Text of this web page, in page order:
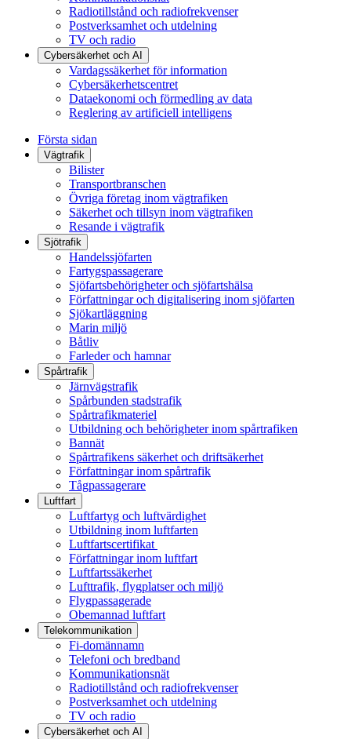
Radiotillstånd och radiofrekvenser
Postverksamhet och utdelning
TV och radio
Cybersäkerhet och AI
Vardagssäkerhet för information
Cybersäkerhetscentret
Dataekonomi och förmedling av data
Reglering av artificiell intelligens
Första sidan
Vägtrafik
Bilister
Transportbranschen
Övriga företag inom vägtrafiken
Säkerhet och tillsyn inom vägtrafiken
Resande i vägtrafik
Sjötrafik
Handelssjöfarten
Fartygspassagerare
Sjöfartsbehörigheter och sjöfartshälsa
Författningar och digitalisering inom sjöfarten
Sjökartläggning
Marin miljö
Båtliv
Farleder och hamnar
Spårtrafik
Järnvägstrafik
Spårbunden stadstrafik
Spårtrafikmateriel
Utbildning och behörigheter inom spårtrafiken
Bannät
Spårtrafikens säkerhet och driftsäkerhet
Författningar inom spårtrafik
Tågpassagerare
Luftfart
Luftfartyg och luftvärdighet
Utbildning inom luftfarten
Luftfartscertifikat
Författningar inom luftfart
Luftfartssäkerhet
Lufttrafik, flygplatser och miljö
Flygpassagerade
Obemannad luftfart
Telekommunikation
Fi-domännamn
Telefoni och bredband
Kommunikationsnät
Radiotillstånd och radiofrekvenser
Postverksamhet och utdelning
TV och radio
Cybersäkerhet och AI